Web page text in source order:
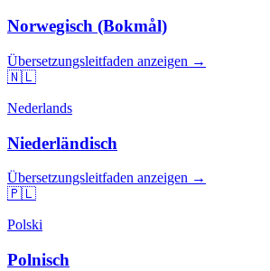
Norwegisch (Bokmål)
Übersetzungsleitfaden anzeigen →
🇳🇱
Nederlands
Niederländisch
Übersetzungsleitfaden anzeigen →
🇵🇱
Polski
Polnisch